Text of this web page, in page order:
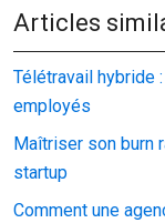
Articles
Télétravail hybride
employés
Maîtriser son burn
startup
Comment une